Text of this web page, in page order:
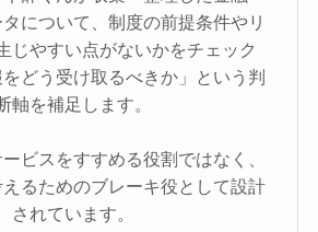
について、制度の前提条件やリ
じやすい点がないかをチェック
どう受け取るべきか」という判
軸を補足します。
ビスをすすめる役割ではなく、
るためのブレーキ役として設計
されています。